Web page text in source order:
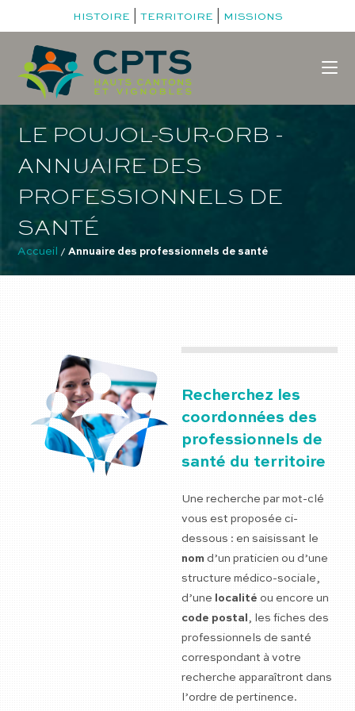
HISTOIRE TERRITOIRE MISSIONS
LE POUJOL-SUR-ORB -
ANNUAIRE DES
PROFESSIONNELS DE
SANTÉ
Accueil / Annuaire des professionnels de santé
Recherchez les
coordonnées des
professionnels de
santé du territoire
Une recherche par mot-clé
vous est proposée ci-
dessous : en saisissant le
nom d’un praticien ou d’une
structure médico-sociale,
d’une
localité ou encore un
code postal , les fiches des
professionnels de santé
correspondant à votre
recherche apparaîtront dans
l’ordre de pertinence.